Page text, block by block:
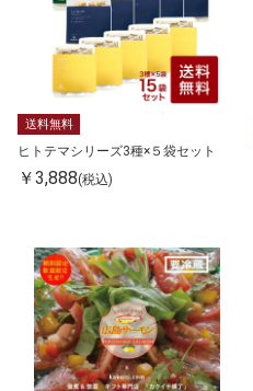
送料無料
ヒトテマシリーズ3種×５袋セット
￥3,888(税込)